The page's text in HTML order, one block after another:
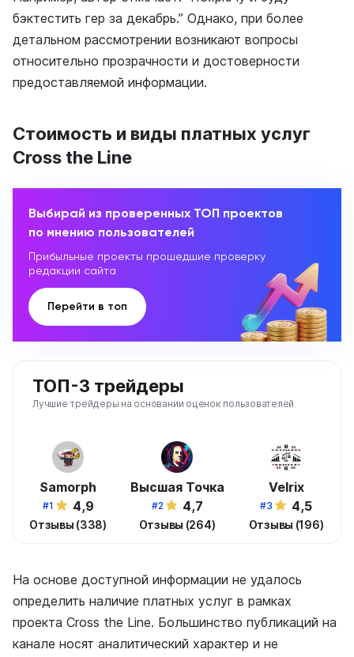
бэктестить гер за декабрь.” Однако, при более
детальном рассмотрении возникают вопросы
относительно прозрачности и достоверности
предоставляемой информации.
Стоимость и виды платных услуг
Cross the Line
Выбирай из проверенных ТОП проектов
по мнению пользователей
Прибыльные проекты прошедшие проверку
редакции сайта
Перейти в топ
ТОП-3 трейдеры
Лучшие трейдеры на основании оценок пользователей
Samorph
#1 4,9
Отзывы (338)
Высшая Точка
#2 4,7
Отзывы (264)
Velrix
#3 4,5
Отзывы (196)
На основе доступной информации не удалось
определить наличие платных услуг в рамках
проекта Cross the Line. Большинство публикаций на
канале носят аналитический характер и не